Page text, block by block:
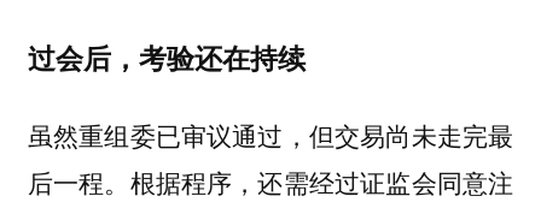
过会后，考验还在持续
虽然重组委已审议通过，但交易尚未走完最
后一程。根据程序，还需经过证监会同意注